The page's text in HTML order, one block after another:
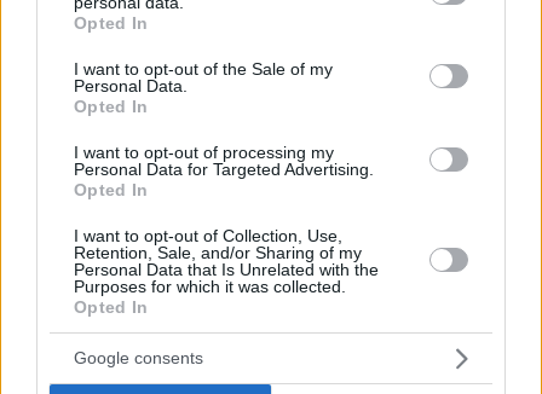
grant or deny consent to Google and its third-party tags to
use your data for below specified purposes in below Google
consent section.
Opted In
I want to opt-out of the Sale of my
Personal Data.
Opted In
I want to opt-out of processing my
Personal Data for Targeted Advertising.
Opted In
I want to opt-out of Collection, Use,
Retention, Sale, and/or Sharing of my
Personal Data that Is Unrelated with the
Purposes for which it was collected.
Opted In
Google consents
Ισραήλ, Σκόπια και ....ΑΡΓΕΝΤΙΝΗ. Όπως
καταλαβαίνετε, για τις εταίρες, υπάρχει και κάποια
ανταμοιβή στο Παγκόσμιο που γίνεται και στις ΗΠΑ.
ΑΠΑΝΤΗΣΗ
Στα μπολια
08.07.2026, 16:19
εχει τσιπακι να βλεπουν πως φτιαχνεις τα
μακαρονια, οι ταυτοτητες εχουν καμερες που σε
παρακολουθουν αμα κατεβαζεις το καπακι στη
τουαλετα και η Aegean οταν πεταει εσωτερικες
πτησεις μας ψεκαζει με πρεζολιν.